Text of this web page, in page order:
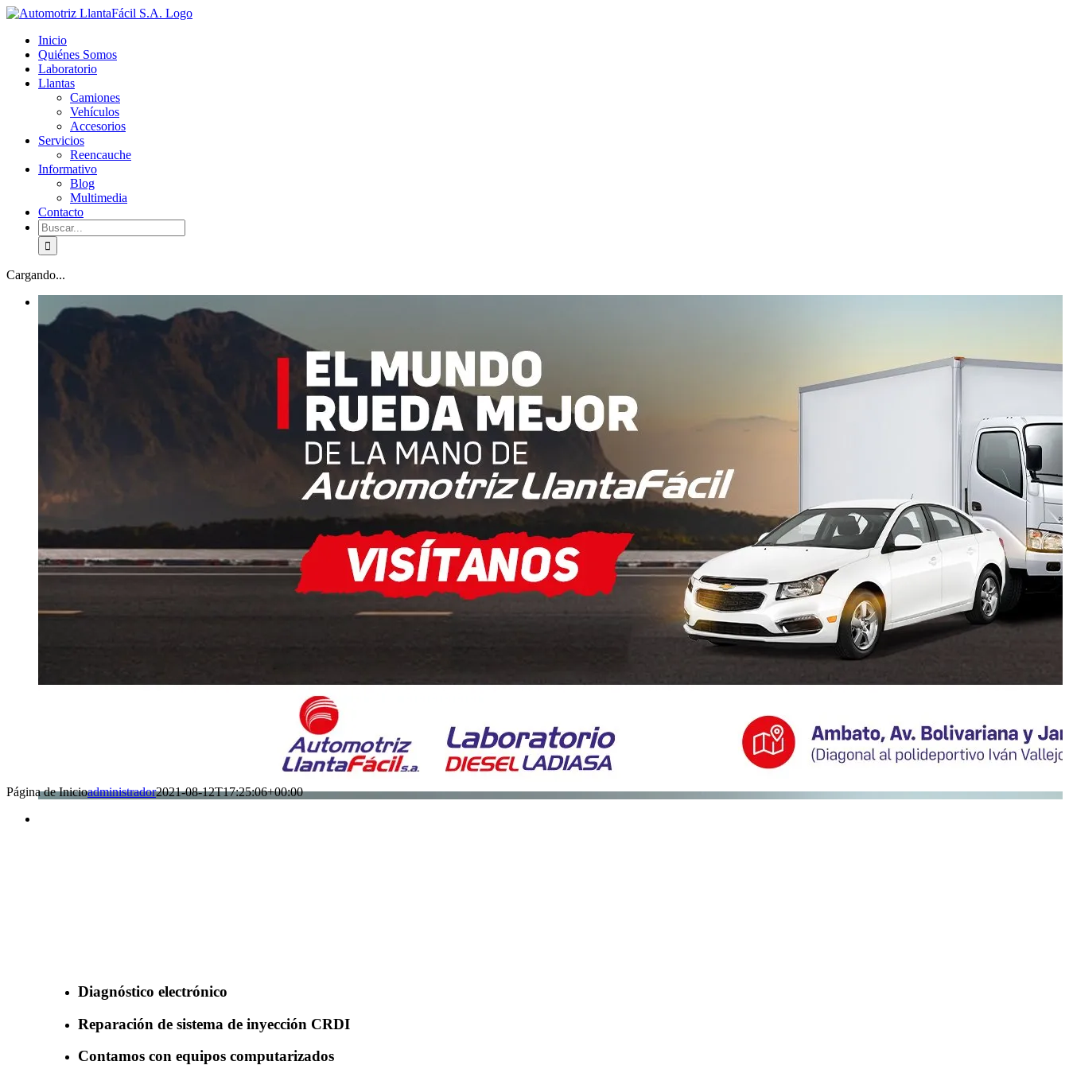
Skip
content
facebook
youtube
Inicio
Quiénes Somos
Laboratorio
Llantas
Camiones
Vehículos
Accesorios
Servicios
Reencauche
Informativo
Blog
Multimedia
Contacto
Buscar:
Cargando...
Página de Inicioadministrador2021-08-12T17:25:06+00:00
Diagnóstico electrónico
Reparación de sistema de inyección CRDI
Contamos con equipos computarizados